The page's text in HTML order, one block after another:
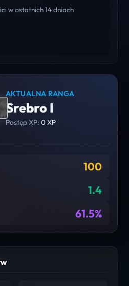
w ostatnich 14 dniach
AKTUALNA RANGA
Srebro I
Postęp XP: 0 XP
100
1.4
61.5%